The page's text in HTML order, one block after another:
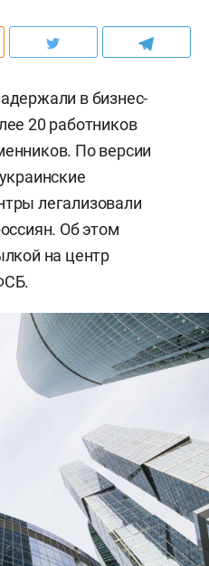
в бизнес-
20 работников
По версии
легализовали
Об этом
на центр